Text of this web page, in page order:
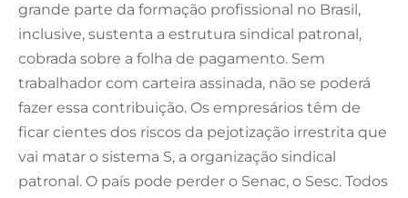
grande parte da formação profissional no Brasil,
inclusive, sustenta a estrutura sindical patronal,
cobrada sobre a folha de pagamento. Sem
trabalhador com carteira assinada, não se poderá
fazer essa contribuição. Os empresários têm de
ficar cientes dos riscos da pejotização irrestrita que
vai matar o sistema S, a organização sindical
patronal. O país pode perder o Senac, o Sesc. Todos